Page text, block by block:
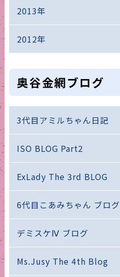
2013年
2012年
奥谷金網ブログ
3代目アミルちゃん日記
ISO BLOG Part2
ExLady The 3rd BLOG
6代目こあみちゃん ブログ
デミスケⅣ ブログ
Ms.Jusy The 4th Blog